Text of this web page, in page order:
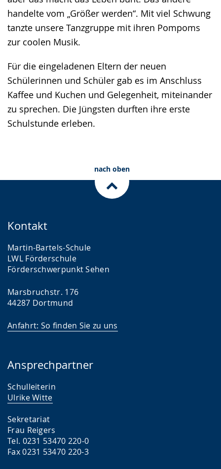
handelte vom „Größer werden“. Mit viel Schwung
tanzte unsere Tanzgruppe mit ihren Pompoms
zur coolen Musik.
Für die eingeladenen Eltern der neuen
Schülerinnen und Schüler gab es im Anschluss
Kaffee und Kuchen und Gelegenheit, miteinander
zu sprechen. Die Jüngsten durften ihre erste
Schulstunde erleben.
nach oben
Kontakt
Martin-Bartels-Schule
LWL Förder­schule
Förderschwer­punkt Sehen
Marsbruchstr. 176
44287 Dortmund
Anfahrt: So finden Sie zu uns
Ansprechpartner
Schulleiterin
Ulrike Witte
Sekretariat
Frau Reigers
Tel. 0231 53470 220-0
Fax 0231 53470 220-3